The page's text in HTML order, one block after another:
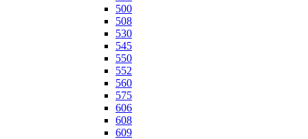
500
508
530
545
550
552
560
575
606
608
609